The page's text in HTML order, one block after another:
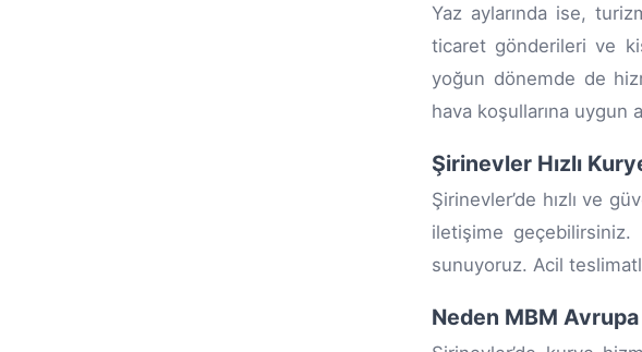
Yaz aylarında ise,
ticaret gönderileri ve
yoğun dönemde de
hava koşullarına uygun
Şirinevler Hızlı
Şirinevler’de hızlı ve
iletişime
sunuyoruz. Acil
Neden MBM